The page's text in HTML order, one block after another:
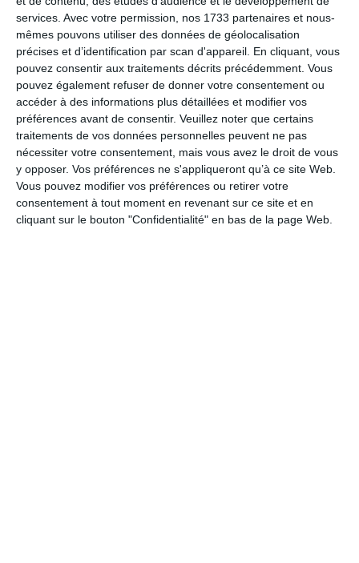
services. Avec votre permission, nos 1733 partenaires et nous-
mêmes pouvons utiliser des données de géolocalisation
précises et d’identification par scan d'appareil. En cliquant, vous
pouvez consentir aux traitements décrits précédemment. Vous
pouvez également refuser de donner votre consentement ou
accéder à des informations plus détaillées et modifier vos
préférences avant de consentir. Veuillez noter que certains
traitements de vos données personnelles peuvent ne pas
nécessiter votre consentement, mais vous avez le droit de vous
y opposer. Vos préférences ne s'appliqueront qu’à ce site Web.
Vous pouvez modifier vos préférences ou retirer votre
consentement à tout moment en revenant sur ce site et en
cliquant sur le bouton "Confidentialité" en bas de la page Web.
apparence physique ou de leur appartenance à un mouvement
philosophique, syndical ou politique
25 critères sanctionnés par la loi (âge, sexe, origine,
grossesse, handicap, orientation sexuelle, opinions politiques,
etc.)
Dans la fonction publique, la discrimination est prohibée
par les articles L.131-1 et suivants du code général de la
fonction publique. Un cadre général du droit de la non-
discrimination est également prévu par la loi n° 2008-496
du 27 mai 2008, ainsi que par les articles 225-1 et suivants
du code pénal